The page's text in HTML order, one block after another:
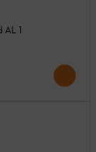
AL 1